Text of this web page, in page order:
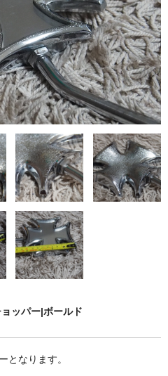
ッパー|ボールド
となります。